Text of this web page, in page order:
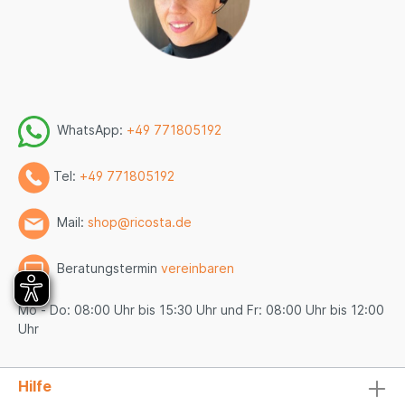
WhatsApp: +49 771805192
Tel: +49 771805192
Mail: shop@ricosta.de
Beratungstermin vereinbaren
Mo - Do: 08:00 Uhr bis 15:30 Uhr und Fr: 08:00 Uhr bis 12:00
Uhr
Hilfe